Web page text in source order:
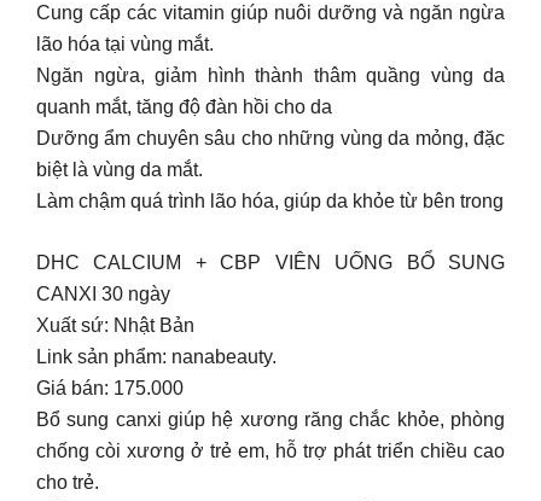
Cung cấp các vitamin giúp nuôi dưỡng và ngăn ngừa
lão hóa tại vùng mắt.
Ngăn ngừa, giảm hình thành thâm quầng vùng da
quanh mắt, tăng độ đàn hồi cho da
Dưỡng ẩm chuyên sâu cho những vùng da mỏng, đặc
biệt là vùng da mắt.
Làm chậm quá trình lão hóa, giúp da khỏe từ bên trong
DHC CALCIUM + CBP VIÊN UỐNG BỔ SUNG
CANXI 30 ngày
Xuất sứ: Nhật Bản
Link sản phẩm: nanabeauty.
Giá bán: 175.000
Bổ sung canxi giúp hệ xương răng chắc khỏe, phòng
chống còi xương ở trẻ em, hỗ trợ phát triển chiều cao
cho trẻ.